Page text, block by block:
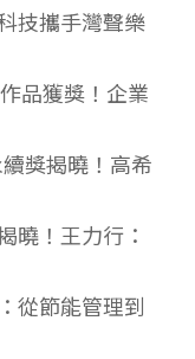
技攜手灣聲樂
品獲獎！企業
獎揭曉！高希
曉！王力行：
從節能管理到